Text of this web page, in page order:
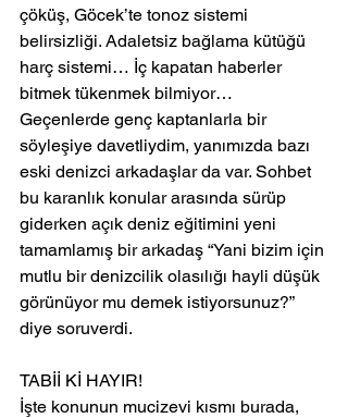
çöküş, Göcek’te tonoz sistemi
belirsizliği. Adaletsiz bağlama kütüğü
harç sistemi… İç kapatan haberler
bitmek tükenmek bilmiyor…
Geçenlerde genç kaptanlarla bir
söyleşiye davetliydim, yanımızda bazı
eski denizci arkadaşlar da var. Sohbet
bu karanlık konular arasında sürüp
giderken açık deniz eğitimini yeni
tamamlamış bir arkadaş “Yani bizim için
mutlu bir denizcilik olasılığı hayli düşük
görünüyor mu demek istiyorsunuz?”
diye soruverdi.
TABİİ Kİ HAYIR!
İşte konunun mucizevi kısmı burada,